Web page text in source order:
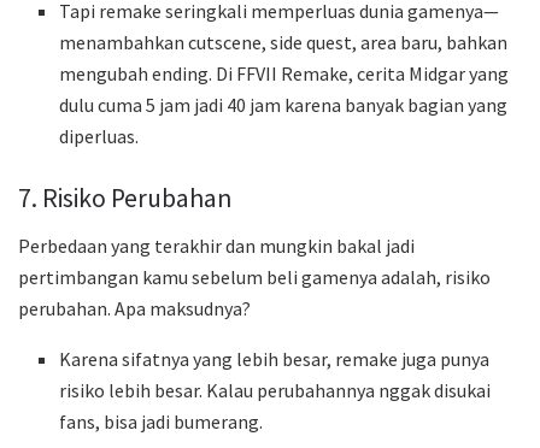
Tapi remake seringkali memperluas dunia gamenya—
menambahkan cutscene, side quest, area baru, bahkan
mengubah ending. Di FFVII Remake, cerita Midgar yang
dulu cuma 5 jam jadi 40 jam karena banyak bagian yang
diperluas.
7. Risiko Perubahan
Perbedaan yang terakhir dan mungkin bakal jadi
pertimbangan kamu sebelum beli gamenya adalah, risiko
perubahan. Apa maksudnya?
Karena sifatnya yang lebih besar, remake juga punya
risiko lebih besar. Kalau perubahannya nggak disukai
fans, bisa jadi bumerang.